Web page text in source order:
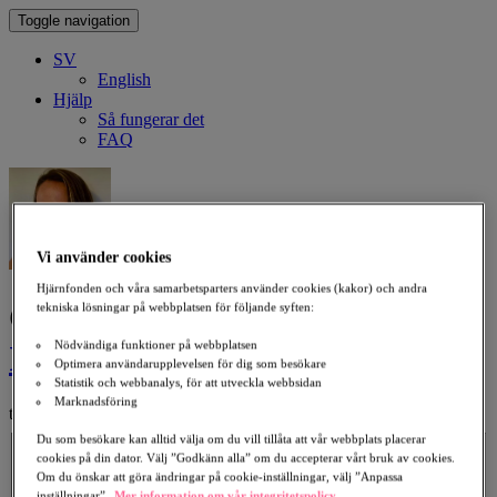
Toggle navigation
SV
English
Hjälp
Så fungerar det
FAQ
Giv en gåva till minne av
Isabela Falcao
till förmån för Stroke
Välj ett belopp
300 kr 500 kr 1 000 kr 2 000 kr
Belopp
Vi använder cookies
Hjärnfonden och våra samarbetsparters använder cookies (kakor) och andra
tekniska lösningar på webbplatsen för följande syften:
Nödvändiga funktioner på webbplatsen
Optimera användarupplevelsen för dig som besökare
Statistik och webbanalys, för att utveckla webbsidan
Marknadsföring
Du som besökare kan alltid välja om du vill tillåta att vår webbplats placerar
cookies på din dator. Välj ”Godkänn alla” om du accepterar vårt bruk av cookies.
Om du önskar att göra ändringar på cookie-inställningar, välj ”Anpassa